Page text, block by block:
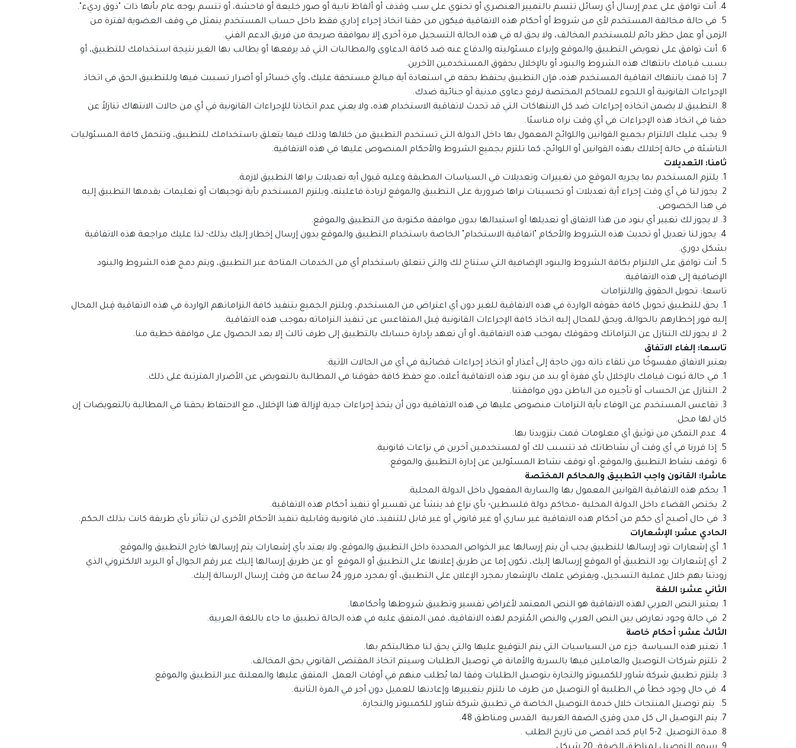
4. أنت توافق على عدم إرسال أي رسائل تتسم بالتمييز العنصري أو تحتوي على سب وقذف أو ألفاظ نابية أو صور خليعة أو فاحشة، أو تتسم بوجه عام بأنها ذات "ذوق رديء".
5. في حالة مخالفة المستخدم لأي من شروط أو أحكام هذه الاتفاقية فيكون من حقنا اتخاذ إجراء إداري فقط داخل حساب المستخدم يتمثل في وقف العضوية لفترة من
الزمن أو عمل حظر دائم للمستخدم المخالف، ولا يحق له في هذه الحالة التسجيل مرة أخرى إلا بموافقة صريحة من فريق الدعم الفني.
6. أنت توافق على تعويض التطبيق والموقع وإبراء مسئوليته والدفاع عنه ضد كافة الدعاوى والمطالبات التي قد يرفعها أو يطالب بها الغير نتيجة استخدامك للتطبيق، أو
بسبب قيامك بانتهاك هذه الشروط والبنود أو بالإخلال بحقوق المستخدمين الآخرين.
7. إذا قمت بانتهاك اتفاقية المستخدم هذه، فإن التطبيق يحتفظ بحقه في استعادة أية مبالغ مستحقة عليك، وأي خسائر أو أضرار تسببت فيها وللتطبيق الحق في اتخاذ
الإجراءات القانونية أو اللجوء للمحاكم المختصة لرفع دعاوى مدنية أو جنائية ضدك.
8. التطبيق لا يضمن اتخاذه إجراءات ضد كل الانتهاكات التي قد تحدث لاتفاقية الاستخدام هذه، ولا يعني عدم اتخاذنا للإجراءات القانونية في أي من حالات الانتهاك تنازلاً عن
حقنا في اتخاذ هذه الإجراءات في أي وقت نراه مناسبًا.
9. يجب عليك الالتزام بجميع القوانين واللوائح المعمول بها داخل الدولة التي تستخدم التطبيق من خلالها وذلك فيما يتعلق باستخدامك للتطبيق، وتتحمل كافة المسئوليات
الناشئة في حالة إخلالك بهذه القوانين أو اللوائح، كما تلتزم بجميع الشروط والأحكام المنصوص عليها في هذه الاتفاقية.
ثامنا: التعديلات
1. يلتزم المستخدم بما يجريه الموقع من تغييرات وتعديلات في السياسات المطبقة وعليه قبول أيه تعديلات يراها التطبيق لازمة.
2. يجوز لنا في أي وقت إجراء أية تعديلات أو تحسينات نراها ضرورية على التطبيق والموقع لزيادة فاعليته، ويلتزم المستخدم بأية توجيهات أو تعليمات يقدمها التطبيق إليه
في هذا الخصوص.
3. لا يجوز لك تغيير أي بنود من هذا الاتفاق أو تعديلها أو استبدالها بدون موافقة مكتوبة من التطبيق والموقع.
4. يجوز لنا تعديل أو تحديث هذه الشروط والأحكام "اتفاقية الاستخدام" الخاصة باستخدام التطبيق والموقع بدون إرسال إخطار إليك بذلك؛ لذا عليك مراجعة هذه الاتفاقية
بشكل دوري.
5. أنت توافق على الالتزام بكافة الشروط والبنود الإضافية التي ستتاح لك والتي تتعلق باستخدام أي من الخدمات المتاحة عبر التطبيق، ويتم دمج هذه الشروط والبنود
الإضافية إلى هذه الاتفاقية.
تاسعا: تحويل الحقوق والالتزامات
1. يحق للتطبيق تحويل كافة حقوقه الواردة في هذه الاتفاقية للغير دون أي اعتراض من المستخدم، ويلتزم الجميع بتنفيذ كافة التزاماتهم الواردة في هذه الاتفاقية قِبل المحال
إليه فور إخطارهم بالحوالة، ويحق للمحال إليه اتخاذ كافة الإجراءات القانونية قِبل المتقاعس عن تنفيذ التزاماته بموجب هذه الاتفاقية.
2. لا يجوز لك التنازل عن التزاماتك وحقوقك بموجب هذه الاتفاقية، أو أن تعهد بإدارة حسابك بالتطبيق إلى طرف ثالث إلا بعد الحصول على موافقة خطية منا.
تاسعا: إلغاء الاتفاق
يعتبر الاتفاق مفسوخًا من تلقاء ذاته دون حاجة إلى أعذار أو اتخاذ إجراءات قضائية في أي من الحالات الآتية:
1. في حالة ثبوت قيامك بالإخلال بأي فقرة أو بند من بنود هذه الاتفاقية أعلاه، مع حفظ كافة حقوقنا في المطالبة بالتعويض عن الأضرار المترتبة على ذلك.
2. التنازل عن الحساب أو تأجيره من الباطن دون موافقتنا.
3. تقاعس المستخدم عن الوفاء بأية التزامات منصوص عليها في هذه الاتفاقية دون أن يتخذ إجراءات جدية لإزالة هذا الإخلال، مع الاحتفاظ بحقنا في المطالبة بالتعويضات إن
كان لها محل.
4. عدم التمكن من توثيق أي معلومات قمت بتزويدنا بها.
5. إذا قررنا في أي وقت أن نشاطاتك قد تتسبب لك أو لمستخدمين آخرين في نزاعات قانونية.
6. توقف نشاط التطبيق والموقع، أو توقف نشاط المسئولين عن إدارة التطبيق والموقع.
عاشرا: القانون واجب التطبيق والمحاكم المختصة
1. يحكم هذه الاتفاقية القوانين المعمول بها والسارية المفعول داخل الدولة المحلية.
2. يختص القضاء داخل الدولة المحلية –محاكم دولة فلسطين- بأي نزاع قد ينشأ عن تفسير أو تنفيذ أحكام هذه الاتفاقية.
3. في حال أصبح أي حكم من أحكام هذه الاتفاقية غير ساري أو غير قانوني أو غير قابل للتنفيذ، فان قانونية وقابلية تنفيذ الأحكام الأخرى لن تتأثر بأي طريقة كانت بذلك الحكم.
الحادي عشر: الإشعارات
1. أي إشعارات تود إرسالها للتطبيق يجب أن يتم إرسالها عبر الخواص المحددة داخل التطبيق والموقع، ولا يعتد بأي إشعارات يتم إرسالها خارج التطبيق والموقع.
2. أي إشعارات يود التطبيق أو الموقع إرسالها إليك، تكون إما عن طريق إعلانها على التطبيق أو الموقع أو عن طريق إرسالها إليك عبر رقم الجوال أو البريد الالكتروني الذي
زودتنا بهم خلال عملية التسجيل، ويفترض علمك بالإشعار بمجرد الإعلان على التطبيق، أو بمجرد مرور 24 ساعة من وقت إرسال الرسالة إليك.
الثاني عشر: اللغة
1. يعتبر النص العربي لهذه الاتفاقية هو النص المعتمد لأغراض تفسير وتطبيق شروطها وأحكامها.
2. في حالة وجود تعارض بين النص العربي والنص المُترجم لهذه الاتفاقية، فمن المتفق عليه في هذه الحالة تطبيق ما جاء باللغة العربية.
الثالث عشر: أحكام خاصة
1. تعتبر هذه السياسة جزء من السياسيات التي يتم التوقيع عليها والتي يحق لنا مطالبتكم بها.
2. تلتزم شركات التوصيل والعاملين فيها بالسرية والأمانة في توصيل الطلبات وسيتم اتخاذ المقتضى القانوني بحق المخالف.
3. يلتزم تطبيق شركة شاور للكمبيوتر والتجارة بتوصيل الطلبات وفقا لما يُطلب منهم في أوقات العمل. المتفق عليها والمعلنة عبر التطبيق والموقع.
4. في حال وجود خطأ في الطلبية أو التوصيل من طرف ما نلتزم بتغييرها وإعادتها للعميل دون أجر في المرة الثانية.
5. يتم توصيل المنتجات خلال خدمة التوصيل الخاصة في تطبيق شركة شاور للكمبيوتر والتجارة.
7. يتم التوصيل الى كل مدن وقرى الضفة الغربية القدس ومناطق 48.
8. مدة التوصيل: 2-5 ايام كحد اقصى من تاريخ الطلب .